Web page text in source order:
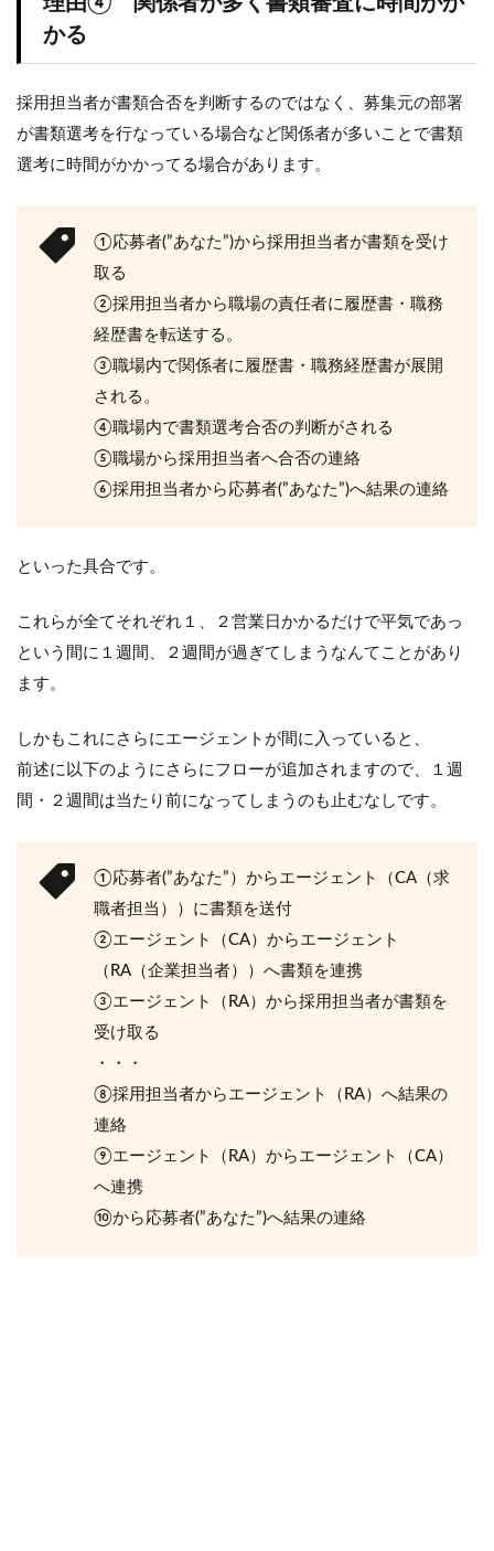
かる
採用担当者が書類合否を判断するのではなく、募集元の部署
が書類選考を行なっている場合など関係者が多いことで書類
選考に時間がかかってる場合があります。
①応募者(”あなた”)から採用担当者が書類を受け
取る
②採用担当者から職場の責任者に履歴書・職務
経歴書を転送する。
③職場内で関係者に履歴書・職務経歴書が展開
される。
④職場内で書類選考合否の判断がされる
⑤職場から採用担当者へ合否の連絡
⑥採用担当者から応募者(”あなた”)へ結果の連絡
といった具合です。
これらが全てそれぞれ１、２営業日かかるだけで平気であっ
という間に１週間、２週間が過ぎてしまうなんてことがあり
ます。
しかもこれにさらにエージェントが間に入っていると、
前述に以下のようにさらにフローが追加されますので、１週
間・２週間は当たり前になってしまうのも止むなしです。
①応募者(”あなた”）からエージェント（CA（求
職者担当））に書類を送付
②エージェント（CA）からエージェント
（RA（企業担当者））へ書類を連携
③エージェント（RA）から採用担当者が書類を
受け取る
・・・
⑧採用担当者からエージェント（RA）へ結果の
連絡
⑨エージェント（RA）からエージェント（CA）
へ連携
⑩から応募者(”あなた”)へ結果の連絡